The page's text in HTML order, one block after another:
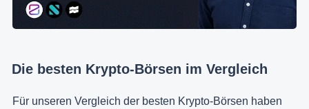
Die besten Krypto-Börsen im Vergleich
Für unseren Vergleich der besten Krypto-Börsen haben